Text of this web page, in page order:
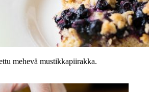
mehevä mustikkapiirakka.